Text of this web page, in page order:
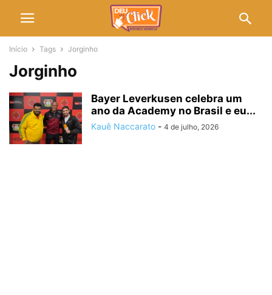
Início Tags Jorginho
Jorginho
Bayer Leverkusen celebra um
ano da Academy no Brasil e eu...
Kauê Naccarato - 4 de julho, 2026